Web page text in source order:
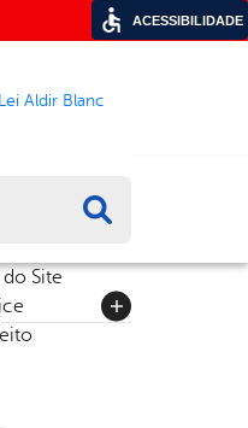
Aldir Blanc
do Site
ACESSIBILIDADE